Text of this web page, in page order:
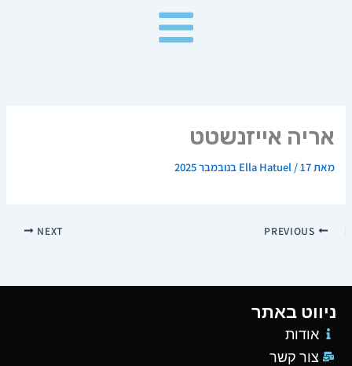
אריה אייזנשטט
מאת Ella Hatuel /17 בנובמבר 2025
NEXT
ניווט באתר
אודות
צור קשר